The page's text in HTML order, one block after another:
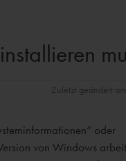
Zuletzt geändert
oder
von Windows